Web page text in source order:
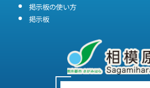
掲示板の使い方
掲示板